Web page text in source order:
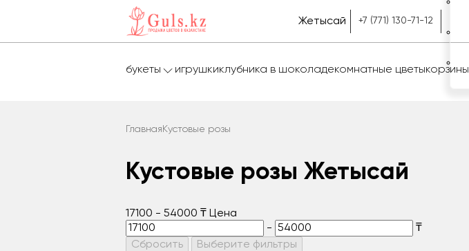
Жетысай +7 (771) 130-71-12
букеты игрушкиклубника в шоколадекомнатные цветыкорзины
Главная Кустовые розы
Кустовые розы Жетысай
17100 - 54000 ₸ Цена
-
₸
Сбросить
Выберите фильтры